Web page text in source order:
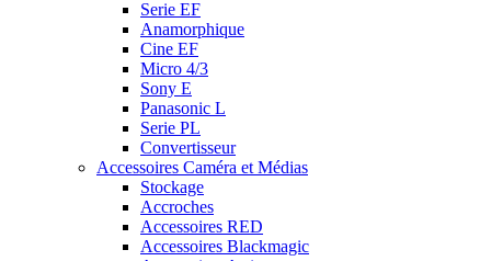
Serie EF
Anamorphique
Cine EF
Micro 4/3
Sony E
Panasonic L
Serie PL
Convertisseur
Accessoires Caméra et Médias
Stockage
Accroches
Accessoires RED
Accessoires Blackmagic